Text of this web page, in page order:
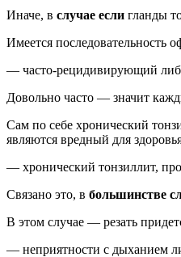
Иначе, в случае если гланды
Имеется
— часто-рецидивирующий
Довольно часто — значит
Сам по себе хронический
являются вредный для
— хронический тонзиллит,
Связано это, в большинстве
В этом случае — резать
— неприятности с дыханием